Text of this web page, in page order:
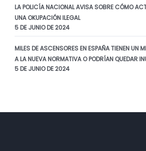
LA POLICÍA NACIONAL AVISA SOBRE CÓMO
UNA OKUPACIÓN ILEGAL
5 DE JUNIO DE 2024
MILES DE ASCENSORES EN ESPAÑA TIENEN UN
A LA NUEVA NORMATIVA O PODRÍAN QUEDAR
5 DE JUNIO DE 2024